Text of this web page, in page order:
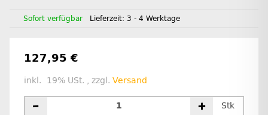
Sofort verfügbar Lieferzeit: 3 - 4 Werktage
127,95 €
inkl. 19% USt. , zzgl. Versand
Stk